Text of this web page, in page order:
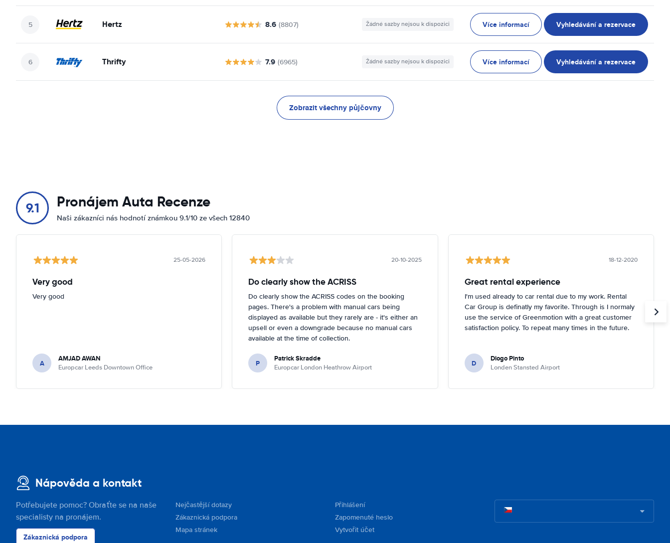
Hertz 8.6 (8807) Žádné sazby nejsou k dispozici Více informací Vyhledávání a rezervace
Thrifty 7.9 (6965) Žádné sazby nejsou k dispozici Více informací Vyhledávání a rezervace
Zobrazit všechny půjčovny
9.1 Pronájem Auta Recenze
Naši zákazníci nás hodnotí známkou 9.1/10 ze všech 12840
25-05-2026
Very good
Very good
A AMJAD AWAN
Europcar Leeds Downtown Office
20-10-2025
Do clearly show the ACRISS
Do clearly show the ACRISS codes on the booking
pages. There's a problem with manual cars being
displayed as available but they rarely are - it's either an
upsell or even a downgrade because no manual cars
available at the time of collection.
P Patrick Skradde
Europcar London Heathrow Airport
18-12-2020
Great rental experience
I'm used already to car rental due to my work. Rental
Car Group is definatly my favorite. Through is I normaly
use the service of Greenmotion with a great customer
satisfaction policy. To repeat many times in the future.
D Diogo Pinto
Londen Stansted Airport
Nápověda a kontakt
Potřebujete pomoc? Obraťte se na naše
specialisty na pronájem.
Zákaznická podpora
Nejčastější dotazy
Zákaznická podpora
Mapa stránek
Přihlášení
Zapomenuté heslo
Vytvořit účet